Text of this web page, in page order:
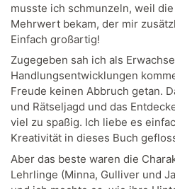
musste ich schmunzeln, weil
Mehrwert bekam, der mir
Einfach großartig!
Zugegeben sah ich als
Handlungsentwicklungen
Freude keinen Abbruch getan.
und Rätseljagd und das
viel zu spaßig. Ich liebe es
Kreativität in dieses Buch
Aber das beste waren die
Lehrlinge (Minna, Gulliver und